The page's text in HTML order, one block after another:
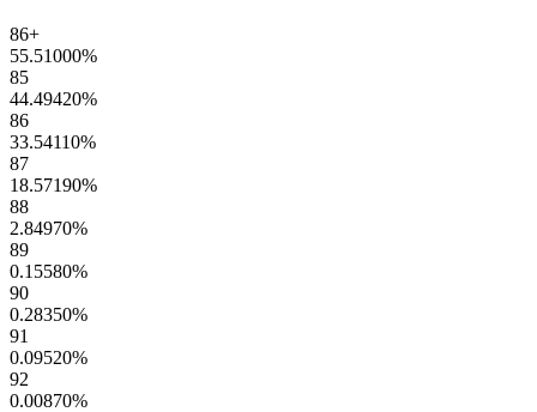
86+
55.51000%
85
44.49420%
86
33.54110%
87
18.57190%
88
2.84970%
89
0.15580%
90
0.28350%
91
0.09520%
92
0.00870%